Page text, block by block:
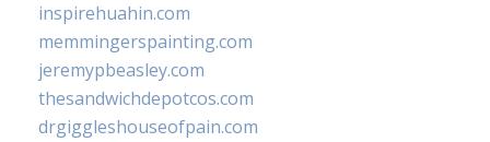
inspirehuahin.com
memmingerspainting.com
jeremypbeasley.com
thesandwichdepotcos.com
drgiggleshouseofpain.com